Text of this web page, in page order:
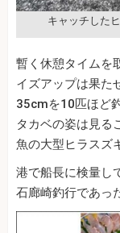
キャッチした
暫く休憩タイムを
イズアップは果た
35cmを10匹ほど
タカベの姿は見る
魚の大型ヒラスズ
港で船長に検量し
石廊崎釣行であっ